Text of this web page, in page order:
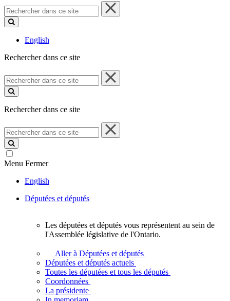
Rechercher
dans
ce
English
Rechercher dans ce site
Rechercher
dans
ce
Rechercher dans ce site
Rechercher
dans
ce
site
Menu Fermer
English
Députées et députés
députés
vous
représentent
sein
Les députées et députés vous représentent au sein de
l'Assemblée législative de l'Ontario.
Aller à Députées et députés
Députées et députés actuels
Toutes les députées et tous les députés
Coordonnées
La présidente